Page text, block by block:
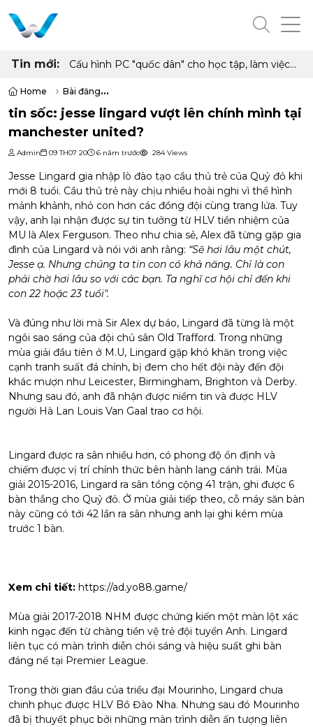
Tin mới:
Cấu hình PC "quốc dân" cho học tập, làm việc
Home
Bài đăng
tin sốc: jesse lingard vượt lên chính mình tại manchester united?
tin sốc: jesse lingard vượt lên chính mình tại
manchester united?
Admin 09 TH07 20 6 năm trước 284 Views
Jesse Lingard gia nhập lò đào tạo cầu thủ trẻ của Quỷ đỏ khi
mới 8 tuổi. Cầu thủ trẻ này chịu nhiều hoài nghi vì thể hình
mảnh khảnh, nhỏ con hơn các đồng đội cùng trang lứa. Tuy
vậy, anh lại nhận được sự tin tưởng từ HLV tiền nhiệm của
MU là Alex Ferguson. Theo như chia sẻ, Alex đã từng gặp gia
đình của Lingard và nói với anh rằng: “Sẽ hơi lâu một chút,
Jesse ạ. Nhưng chúng ta tin con có khả năng. Chỉ là con
phải chờ hơi lâu so với các bạn. Ta nghĩ cơ hội chỉ đến khi
con 22 hoặc 23 tuổi".
Và đúng như lời mà Sir Alex dự báo, Lingard đã từng là một
ngôi sao sáng của đội chủ sân Old Trafford. Trong những
mùa giải đầu tiên ở M.U, Lingard gặp khó khăn trong việc
cạnh tranh suất đá chính, bị đem cho hết đội này đến đội
khác mượn như Leicester, Birmingham, Brighton và Derby.
Nhưng sau đó, anh đã nhận được niềm tin và được HLV
người Hà Lan Louis Van Gaal trao cơ hội.
Lingard được ra sân nhiều hơn, có phong độ ổn định và
chiếm được vị trí chính thức bên hành lang cánh trái. Mùa
giải 2015-2016, Lingard ra sân tổng cộng 41 trận, ghi được 6
bàn thắng cho Quỷ đỏ. Ở mùa giải tiếp theo, cỗ máy săn bàn
này cũng có tới 42 lần ra sân nhưng anh lại ghi kém mùa
trước 1 bàn.
Xem chi tiết: https://ad.yo88.game/
Mùa giải 2017-2018 NHM được chứng kiến một màn lột xác
kinh ngạc đến từ chàng tiền vệ trẻ đội tuyển Anh. Lingard
liên tục có màn trình diễn chói sáng và hiệu suất ghi bàn
đáng nể tại Premier League.
Trong thời gian đầu của triều đại Mourinho, Lingard chưa
chinh phục được HLV Bồ Đào Nha. Nhưng sau đó Mourinho
đã bị thuyết phục bởi những màn trình diễn ấn tượng liên